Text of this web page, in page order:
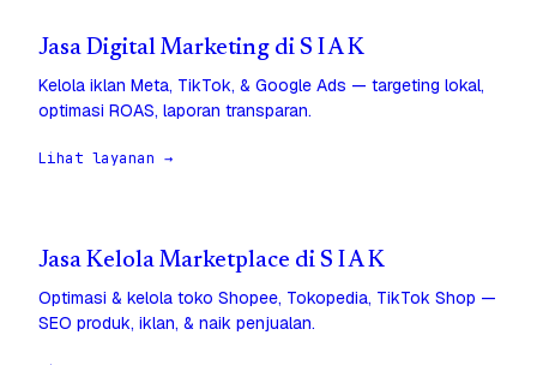
Jasa Digital Marketing di S I A K
Kelola iklan Meta, TikTok, & Google Ads — targeting lokal,
optimasi ROAS, laporan transparan.
Lihat layanan →
Jasa Kelola Marketplace di S I A K
Optimasi & kelola toko Shopee, Tokopedia, TikTok Shop —
SEO produk, iklan, & naik penjualan.